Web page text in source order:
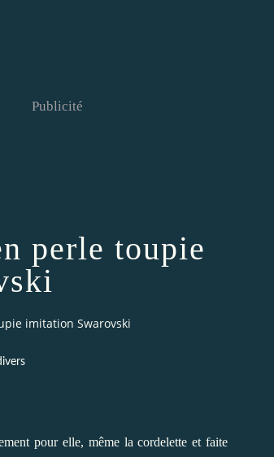
Publicité
perle toupie
imitation Swarovski
pour elle, même la cordelette et faite